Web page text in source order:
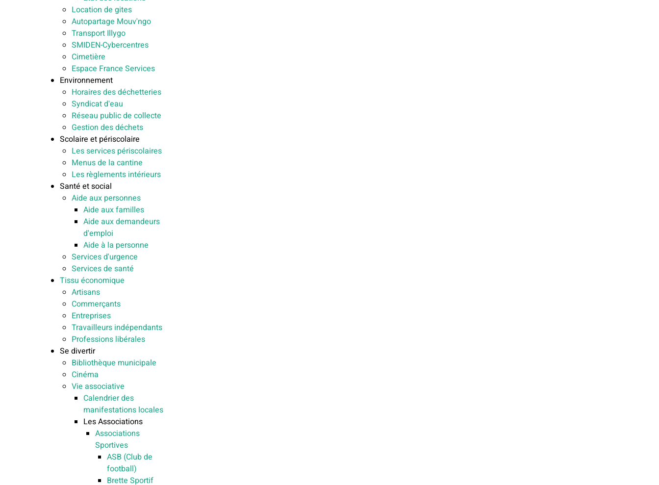
Location de gites
Autopartage Mouv'ngo
Transport Illygo
SMIDEN-Cybercentres
Cimetière
Espace France Services
Environnement
Horaires des déchetteries
Syndicat d'eau
Réseau public de collecte
Gestion des déchets
Scolaire et périscolaire
Les services périscolaires
Menus de la cantine
Les règlements intérieurs
Santé et social
Aide aux personnes
Aide aux familles
Aide aux demandeurs
d'emploi
Aide à la personne
Services d'urgence
Services de santé
Tissu économique
Artisans
Commerçants
Entreprises
Travailleurs indépendants
Professions libérales
Se divertir
Bibliothèque municipale
Cinéma
Vie associative
Calendrier des
manifestations locales
Les Associations
Associations
Sportives
ASB (Club de
football)
Brette Sportif